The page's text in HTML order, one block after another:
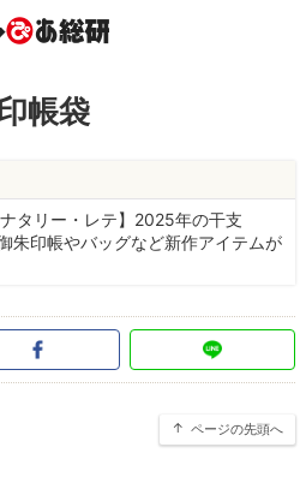
帳袋
タリー・レテ】2025年の干支
朱印帳やバッグなど新作アイテムが
ページの先頭へ